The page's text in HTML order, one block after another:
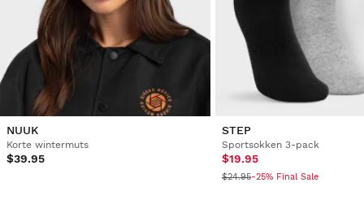
NUUK
Korte wintermuts
$39.95
STEP
Sportsokken 3-pack
$19.95
$24.95-25% Final Sale